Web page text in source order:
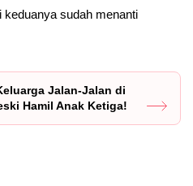
keduanya sudah menanti
Jalan-Jalan di
Hamil Anak Ketiga!